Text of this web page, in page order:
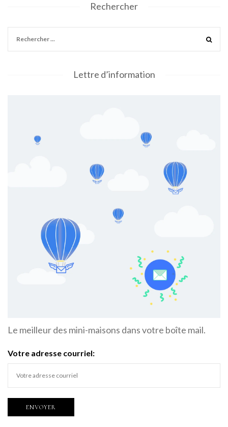
Rechercher
Lettre d’information
Le meilleur des mini-maisons dans votre boîte mail.
Votre adresse courriel: